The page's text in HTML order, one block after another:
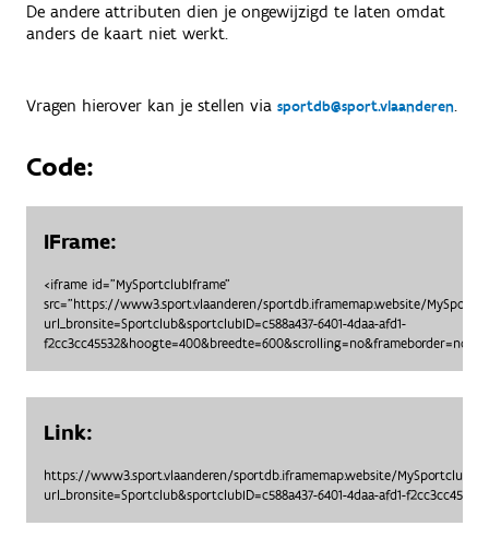
De andere attributen dien je ongewijzigd te laten omdat
anders de kaart niet werkt.
Vragen hierover kan je stellen via sportdb@sport.vlaanderen.
Code:
IFrame:
<iframe id="MySportclubIframe"
src="https://www3.sport.vlaanderen/sportdb.iframemap.website/
url_bronsite=Sportclub&sportclubID=c588a437-6401-4daa-afd1-
f2cc3cc45532&hoogte=400&breedte=600&scrolling=no&frameborder=no">
Link:
https://www3.sport.vlaanderen/sportdb.iframemap.website/
url_bronsite=Sportclub&sportclubID=c588a437-6401-4daa-afd1-